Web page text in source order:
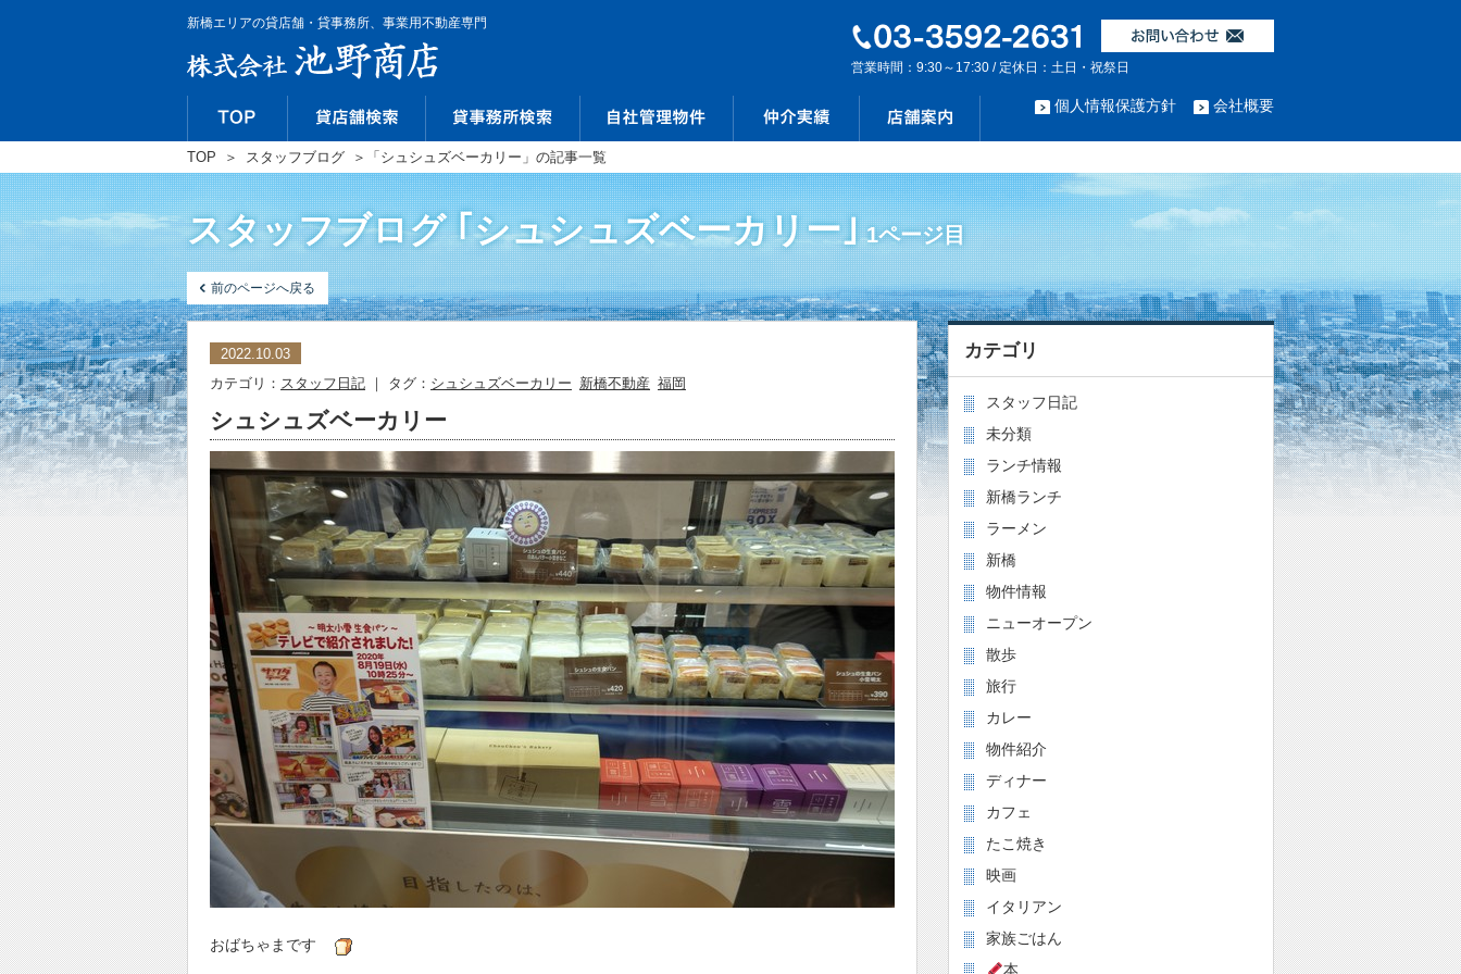
新橋エリアの貸店舗・貸事務所、事業用不動産専門
営業時間：9:30～17:30 / 定休日：土日・祝祭日
個人情報保護方針 会社概要
TOP ＞ スタッフブログ ＞ 「シュシュズベーカリー」の記事一覧
スタッフブログ ｢シュシュズベーカリー｣1ページ目
前のページへ戻る
2022.10.03
カテゴリ： スタッフ日記 ｜ タグ： シュシュズベーカリー 新橋不動産 福岡
シュシュズベーカリー
おばちゃまです
カテゴリ
スタッフ日記
未分類
ランチ情報
新橋ランチ
ラーメン
新橋
物件情報
ニューオープン
散歩
旅行
カレー
物件紹介
ディナー
カフェ
たこ焼き
映画
イタリアン
家族ごはん
本